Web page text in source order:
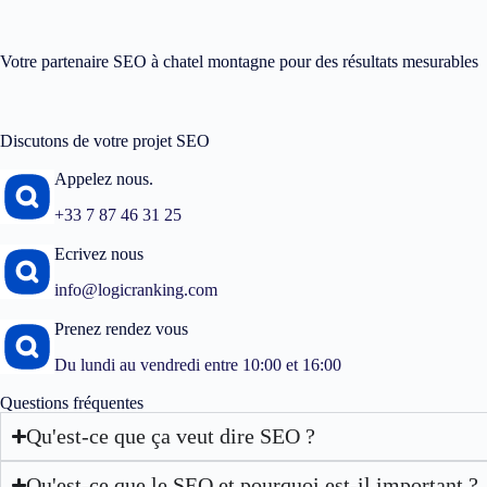
Votre partenaire SEO à chatel montagne pour des résultats mesurables
Discutons de votre projet SEO
Appelez nous.
+33 7 87 46 31 25
Ecrivez nous
info@logicranking.com
Prenez rendez vous
Du lundi au vendredi entre 10:00 et 16:00
Questions fréquentes
Qu'est-ce que ça veut dire SEO ?